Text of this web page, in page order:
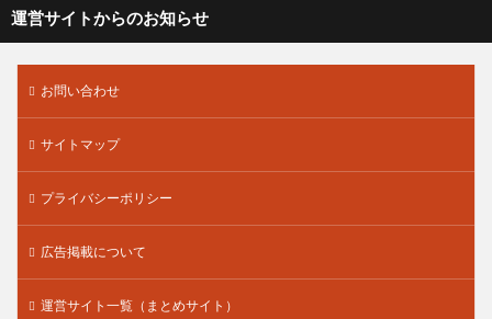
運営サイトからのお知らせ
お問い合わせ
サイトマップ
プライバシーポリシー
広告掲載について
運営サイト一覧（まとめサイト）